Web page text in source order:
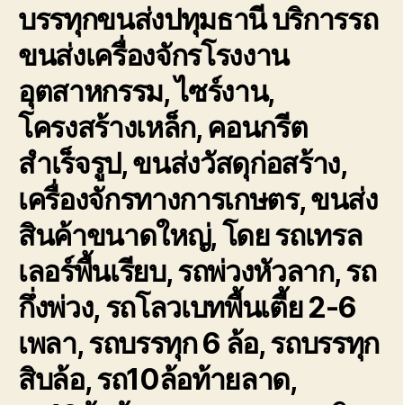
บรรทุกขนส่งปทุมธานีบริการรถ
ขนส่งเครื่องจักรโรงงาน
อุตสาหกรรม, ไซร์งาน,
โครงสร้างเหล็ก, คอนกรีต
สำเร็จรูป, ขนส่งวัสดุก่อสร้าง,
เครื่องจักรทางการเกษตร, ขนส่ง
สินค้าขนาดใหญ่, โดย รถเทรล
เลอร์พื้นเรียบ, รถพ่วงหัวลาก, รถ
กึ่งพ่วง, รถโลวเบทพื้นเตี้ย 2-6
เพลา, รถบรรทุก 6 ล้อ, รถบรรทุก
สิบล้อ, รถ10ล้อท้ายลาด,